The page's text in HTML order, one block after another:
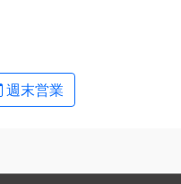
週末営業